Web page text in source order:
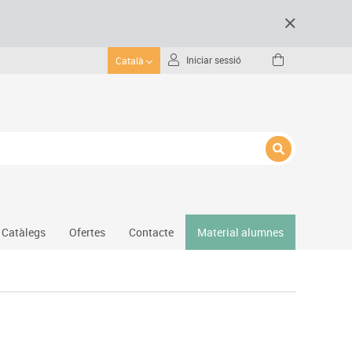
Català Iniciar sessió
Catàlegs Ofertes Contacte Material alumnes